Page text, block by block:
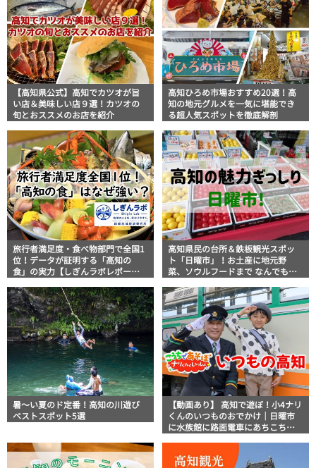
【高知県公式】高知でカツオが旨
い店＆美味しい店９選！カツオの
旬とおススメのお店を紹介
高知ひろめ市場おすすめ20選！高
知の地元グルメを一気に堪能でき
る超人気スポットを徹底解剖
旅行者満足度・食べ物部門で全国1
位！データが証明する「高知の
食」の実力【しぎんラボレポー
高知県民の台所＆鉄板観光スポッ
ト「日曜市」！お土産に地元野
菜、ソウルフードまで なんでもそ
説！
暑～い夏のド定番！高知の川遊び
ベストスポット5選
【動画あり】 高知で遊ぼ！小4ナリ
くんのいつものおでかけ｜日曜市
に水族館に路面電車にあちこち巡